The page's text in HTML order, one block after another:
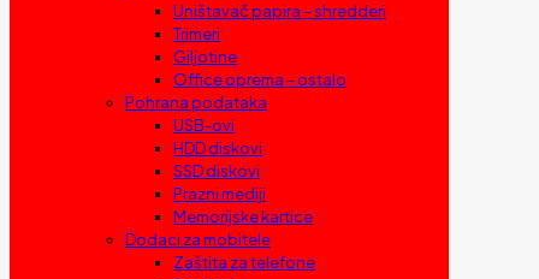
Uništavač papira – shredderi
Trimeri
Giljotine
Office oprema – ostalo
Pohrana podataka
USB-ovi
HDD diskovi
SSD diskovi
Prazni mediji
Memorijske kartice
Dodaci za mobitele
Zaštita za telefone